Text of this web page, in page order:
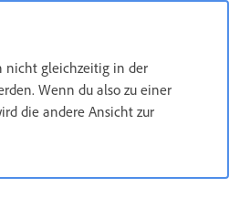
nicht gleichzeitig in der
Wenn du also zu einer
die andere Ansicht zur